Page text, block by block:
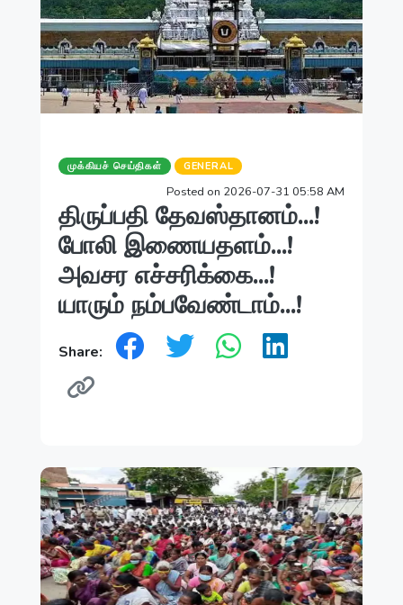
முக்கியச் செய்திகள் GENERAL
Posted on 2026-07-31 05:58 AM
திருப்பதி தேவஸ்தானம்...!
போலி இணையதளம்...!
அவசர எச்சரிக்கை...!
யாரும் நம்பவேண்டாம்...!
Share: